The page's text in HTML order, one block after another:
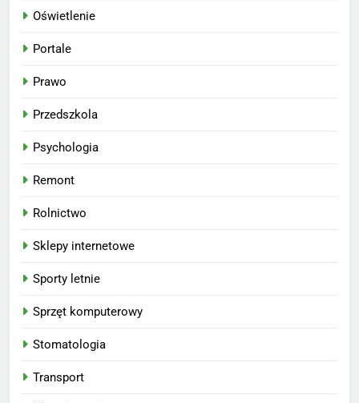
Oświetlenie
Portale
Prawo
Przedszkola
Psychologia
Remont
Rolnictwo
Sklepy internetowe
Sporty letnie
Sprzęt komputerowy
Stomatologia
Transport